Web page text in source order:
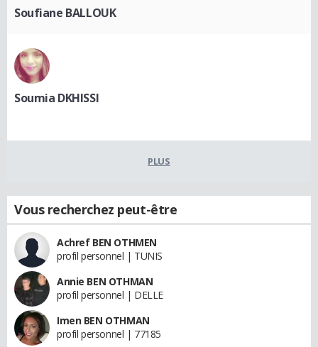
Soufiane BALLOUK
Soumia DKHISSI
PLUS
Vous recherchez peut-être
Achref BEN OTHMEN
profil personnel | TUNIS
Annie BEN OTHMAN
profil personnel | DELLE
Imen BEN OTHMAN
profil personnel | 77185